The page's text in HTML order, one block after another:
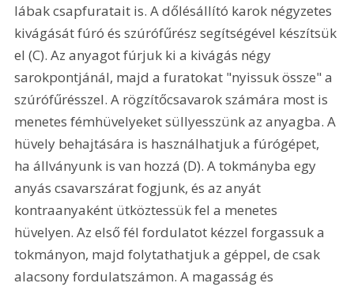
lábak csapfuratait is. A dőlésállító karok négyzetes
kivágását fúró és szúrófűrész segítségével készítsük
el (C). Az anyagot fúrjuk ki a kivágás négy
sarokpontjánál, majd a furatokat "nyissuk össze" a
szúrófűrésszel. A rögzítőcsavarok számára most is
menetes fémhüvelyeket süllyesszünk az anyagba. A
hüvely behajtására is használhatjuk a fúrógépet,
ha állványunk is van hozzá (D). A tokmányba egy
anyás csavarszárat fogjunk, és az anyát
kontraanyaként ütköztessük fel a menetes
hüvelyen. Az első fél fordulatot kézzel forgassuk a
tokmányon, majd folytathatjuk a géppel, de csak
alacsony fordulatszámon. A magasság és